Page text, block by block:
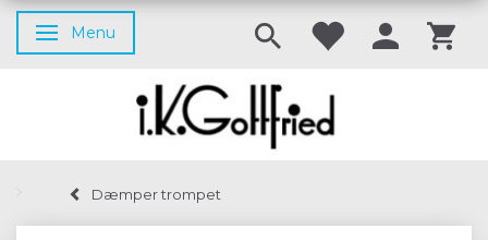
Skifte navigation
Menu
Dæmper trompet